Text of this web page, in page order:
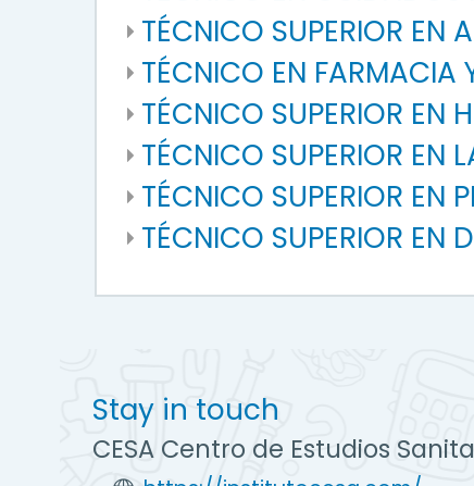
TÉCNICO SUPERIOR EN
TÉCNICO EN FARMACIA
TÉCNICO SUPERIOR EN
TÉCNICO SUPERIOR EN
TÉCNICO SUPERIOR EN
TÉCNICO SUPERIOR EN
Stay in touch
CESA Centro de Estudios